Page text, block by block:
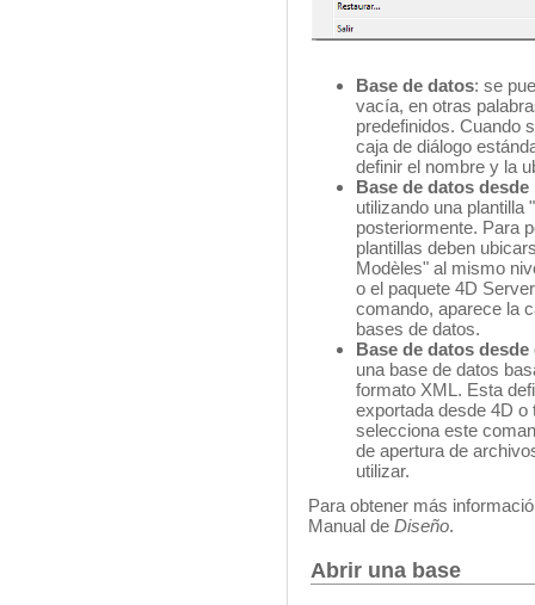
Base de datos: se
vacía, en otras
predefinidos. Cuando
caja de diálogo
definir el nombre y la
Base de datos
utilizando una plantilla
posteriormente. Para
plantillas deben
Modèles" al mismo
o el paquete 4D
comando, aparece la
bases de datos.
Base de datos
una base de datos
formato XML. Esta
exportada desde 4D o
selecciona este
de apertura de
utilizar.
Para obtener más
Manual de Diseño.
Abrir una base